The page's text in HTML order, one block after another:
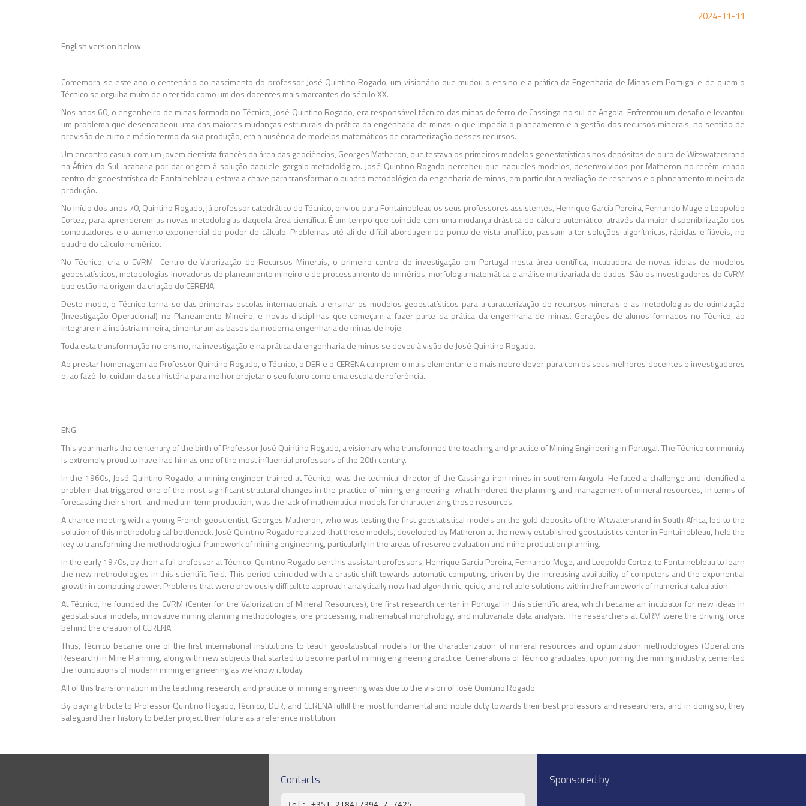
2024-11-11
English version below
Comemora-se este ano o centenário do nascimento do professor José Quintino Rogado, um visionário que mudou o ensino e a prática da Engenharia de Minas em Portugal e de quem o
Técnico se orgulha muito de o ter tido como um dos docentes mais marcantes do século XX.
Nos anos 60, o engenheiro de minas formado no Técnico, José Quintino Rogado, era responsável técnico das minas de ferro de Cassinga no sul de Angola. Enfrentou um desafio e levantou
um problema que desencadeou uma das maiores mudanças estruturais da prática da engenharia de minas: o que impedia o planeamento e a gestão dos recursos minerais, no sentido de
previsão de curto e médio termo da sua produção, era a ausência de modelos matemáticos de caracterização desses recursos.
Um encontro casual com um jovem cientista francês da área das geociências, Georges Matheron, que testava os primeiros modelos geoestatísticos nos depósitos de ouro de Witswatersrand
na África do Sul, acabaria por dar origem à solução daquele gargalo metodológico. José Quintino Rogado percebeu que naqueles modelos, desenvolvidos por Matheron no recém-criado
centro de geoestatística de Fontainebleau, estava a chave para transformar o quadro metodológico da engenharia de minas, em particular a avaliação de reservas e o planeamento mineiro da
produção.
No início dos anos 70, Quintino Rogado, já professor catedrático do Técnico, enviou para Fontainebleau os seus professores assistentes, Henrique Garcia Pereira, Fernando Muge e Leopoldo
Cortez, para aprenderem as novas metodologias daquela área científica. É um tempo que coincide com uma mudança drástica do cálculo automático, através da maior disponibilização dos
computadores e o aumento exponencial do poder de cálculo. Problemas até ali de difícil abordagem do ponto de vista analítico, passam a ter soluções algorítmicas, rápidas e fiáveis, no
quadro do cálculo numérico.
No Técnico, cria o CVRM -Centro de Valorização de Recursos Minerais, o primeiro centro de investigação em Portugal nesta área científica, incubadora de novas ideias de modelos
geoestatísticos, metodologias inovadoras de planeamento mineiro e de processamento de minérios, morfologia matemática e análise multivariada de dados. São os investigadores do CVRM
que estão na origem da criação do CERENA.
Deste modo, o Técnico torna-se das primeiras escolas internacionais a ensinar os modelos geoestatísticos para a caracterização de recursos minerais e as metodologias de otimização
(Investigação Operacional) no Planeamento Mineiro, e novas disciplinas que começam a fazer parte da prática da engenharia de minas. Gerações de alunos formados no Técnico, ao
integrarem a indústria mineira, cimentaram as bases da moderna engenharia de minas de hoje.
Toda esta transformação no ensino, na investigação e na prática da engenharia de minas se deveu à visão de José Quintino Rogado.
Ao prestar homenagem ao Professor Quintino Rogado, o Técnico, o DER e o CERENA cumprem o mais elementar e o mais nobre dever para com os seus melhores docentes e investigadores
e, ao fazê-lo, cuidam da sua história para melhor projetar o seu futuro como uma escola de referência.
ENG
This year marks the centenary of the birth of Professor José Quintino Rogado, a visionary who transformed the teaching and practice of Mining Engineering in Portugal. The Técnico community
is extremely proud to have had him as one of the most influential professors of the 20th century.
In the 1960s, José Quintino Rogado, a mining engineer trained at Técnico, was the technical director of the Cassinga iron mines in southern Angola. He faced a challenge and identified a
problem that triggered one of the most significant structural changes in the practice of mining engineering: what hindered the planning and management of mineral resources, in terms of
forecasting their short- and medium-term production, was the lack of mathematical models for characterizing those resources.
A chance meeting with a young French geoscientist, Georges Matheron, who was testing the first geostatistical models on the gold deposits of the Witwatersrand in South Africa, led to the
solution of this methodological bottleneck. José Quintino Rogado realized that these models, developed by Matheron at the newly established geostatistics center in Fontainebleau, held the
key to transforming the methodological framework of mining engineering, particularly in the areas of reserve evaluation and mine production planning.
In the early 1970s, by then a full professor at Técnico, Quintino Rogado sent his assistant professors, Henrique Garcia Pereira, Fernando Muge, and Leopoldo Cortez, to Fontainebleau to learn
the new methodologies in this scientific field. This period coincided with a drastic shift towards automatic computing, driven by the increasing availability of computers and the exponential
growth in computing power. Problems that were previously difficult to approach analytically now had algorithmic, quick, and reliable solutions within the framework of numerical calculation.
At Técnico, he founded the CVRM (Center for the Valorization of Mineral Resources), the first research center in Portugal in this scientific area, which became an incubator for new ideas in
geostatistical models, innovative mining planning methodologies, ore processing, mathematical morphology, and multivariate data analysis. The researchers at CVRM were the driving force
behind the creation of CERENA.
Thus, Técnico became one of the first international institutions to teach geostatistical models for the characterization of mineral resources and optimization methodologies (Operations
Research) in Mine Planning, along with new subjects that started to become part of mining engineering practice. Generations of Técnico graduates, upon joining the mining industry, cemented
the foundations of modern mining engineering as we know it today.
All of this transformation in the teaching, research, and practice of mining engineering was due to the vision of José Quintino Rogado.
By paying tribute to Professor Quintino Rogado, Técnico, DER, and CERENA fulfill the most fundamental and noble duty towards their best professors and researchers, and in doing so, they
safeguard their history to better project their future as a reference institution.
Contacts Sponsored by